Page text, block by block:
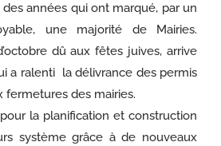
des années qui ont marqué, par un
une majorité de Mairies.
dû aux fêtes juives, arrive
a ralenti la délivrance des permis
fermetures des mairies.
la planification et construction
système grâce à de nouveaux